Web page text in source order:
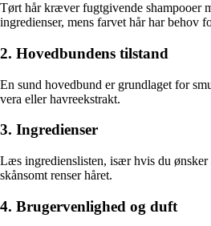
Tørt hår kræver fugtgivende shampooer
ingredienser, mens farvet hår har behov
2. Hovedbundens tilstand
En sund hovedbund er grundlaget for
vera eller havreekstrakt.
3. Ingredienser
Læs ingredienslisten, især hvis du ønsker
skånsomt renser håret.
4. Brugervenlighed og duft